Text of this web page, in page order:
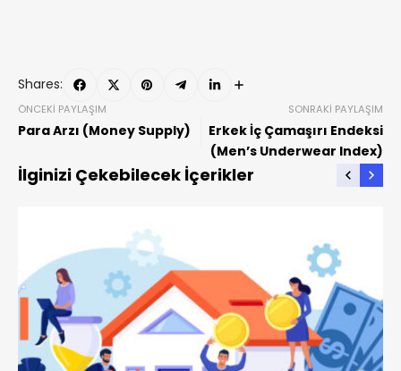
Shares:
ÖNCEKI PAYLAŞIM
Para Arzı (Money Supply)
SONRAKI PAYLAŞIM
Erkek İç Çamaşırı Endeksi
(Men’s Underwear Index)
İlginizi Çekebilecek İçerikler